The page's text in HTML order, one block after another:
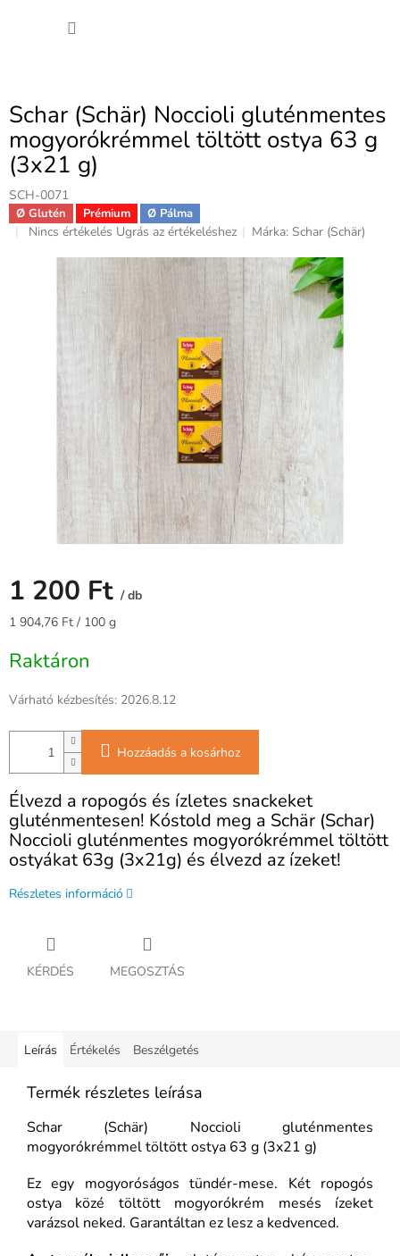
Schar (Schär) Noccioli gluténmentes
mogyorókrémmel töltött ostya 63 g
(3x21 g)
SCH-0071
Ø Glutén Prémium Ø Pálma
A
csillag.
Nincs értékelés Ugrás az értékeléshez Márka: Schar (Schär)
1 200 Ft / db
Egységár:
1 904,76 Ft / 100 g
Raktáron
Várható kézbesítés: 2026.8.12
Hozzáadás a kosárhoz
Élvezd a ropogós és ízletes snackeket
gluténmentesen! Kóstold meg a Schär (Schar)
Noccioli gluténmentes mogyorókrémmel töltött
ostyákat 63g (3x21g) és élvezd az ízeket!
Részletes információ
KÉRDÉS MEGOSZTÁS
Leírás Értékelés Beszélgetés
Termék részletes leírása
Schar (Schär) Noccioli gluténmentes
mogyorókrémmel töltött ostya 63 g (3x21 g)
Ez egy mogyoróságos tündér-mese. Két ropogós
ostya közé töltött mogyorókrém mesés ízeket
varázsol neked. Garantáltan ez lesz a kedvenced.